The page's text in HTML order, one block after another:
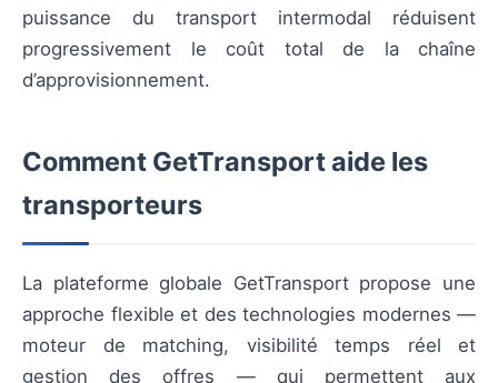
puissance du transport intermodal réduisent
progressivement le coût total de la chaîne
d’approvisionnement.
Comment GetTransport aide les
transporteurs
La plateforme globale GetTransport propose une
approche flexible et des technologies modernes —
moteur de matching, visibilité temps réel et
gestion des offres — qui permettent aux